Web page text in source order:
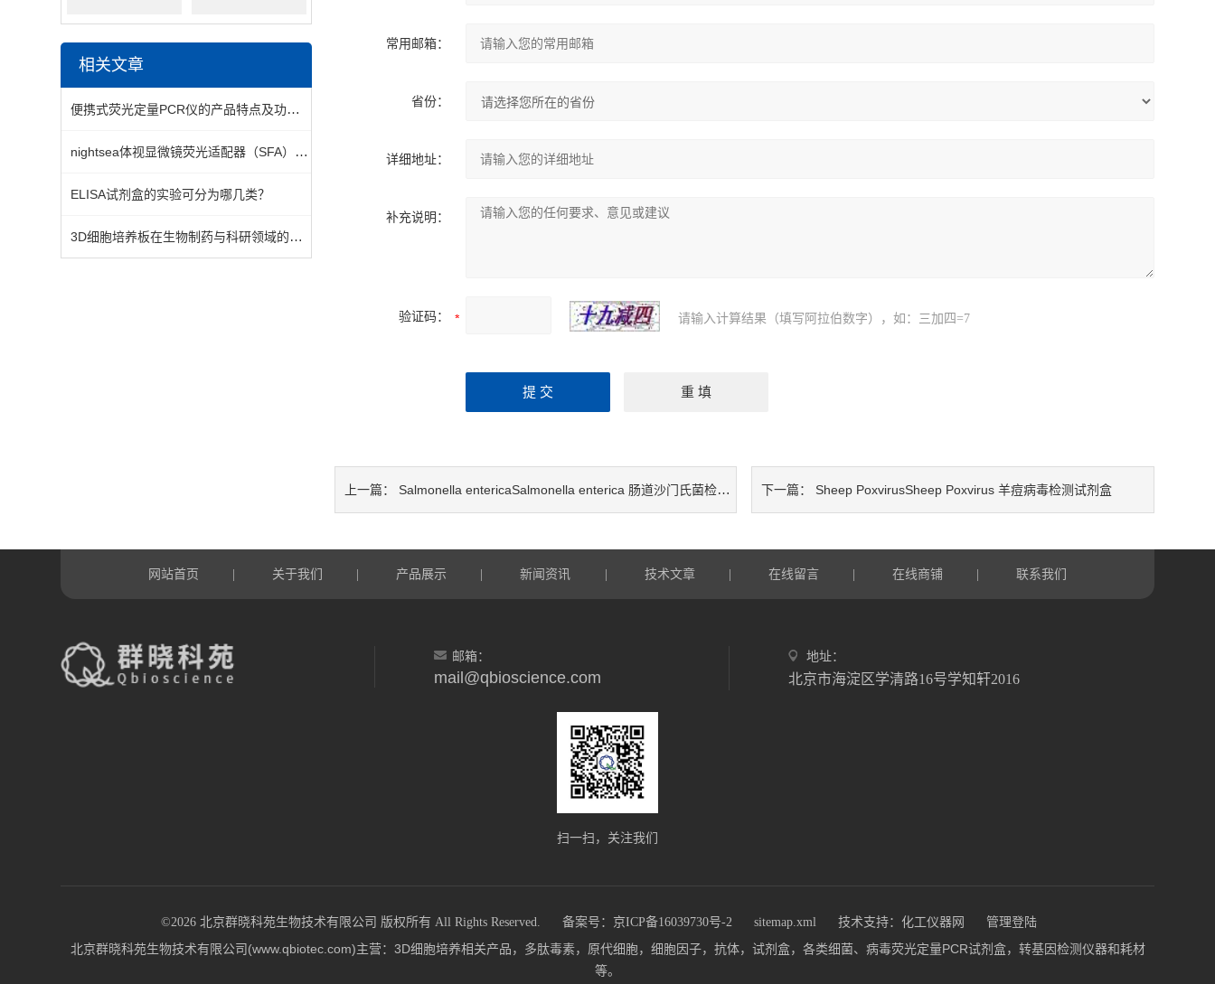
相关文章
便携式荧光定量PCR仪的产品特点及功能介绍
nightsea体视显微镜荧光适配器（SFA）的安装
ELISA试剂盒的实验可分为哪几类？
3D细胞培养板在生物制药与科研领域的应用
常用邮箱：
省份：
详细地址：
补充说明：
验证码： 请输入计算结果（填写阿拉伯数字），如：三加四=7
上一篇： Salmonella entericaSalmonella enterica 肠道沙门氏菌检测试剂盒 下一篇： Sheep PoxvirusSheep Poxvirus 羊痘病毒检测试剂盒
网站首页 关于我们 产品展示 新闻资讯 技术文章 在线留言 在线商铺 联系我们
邮箱：
mail@qbioscience.com
地址：
北京市海淀区学清路16号学知轩2016
扫一扫，关注我们
©2026 北京群晓科苑生物技术有限公司 版权所有 All Rights Reserved. 备案号：京ICP备16039730号-2 sitemap.xml 技术支持： 化工仪器网 管理登陆
北京群晓科苑生物技术有限公司(www.qbiotec.com)主营：3D细胞培养相关产品，多肽毒素，原代细胞，细胞因子，抗体，试剂盒，各类细菌、病毒荧光定量PCR试剂盒，转基因检测仪器和耗材
等。